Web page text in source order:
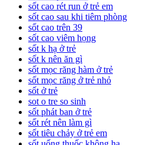
sốt cao rét run ở trẻ em
sốt cao sau khi tiêm phòng
sốt cao trên 39
sốt cao viêm họng
sốt k hạ ở trẻ
sốt k nên ăn gì
sốt mọc răng hàm ở trẻ
sốt mọc răng ở trẻ nhỏ
sốt ở trẻ
sot o tre so sinh
sốt phát ban ở trẻ
sốt rét nên làm gì
sốt tiêu chảy ở trẻ em